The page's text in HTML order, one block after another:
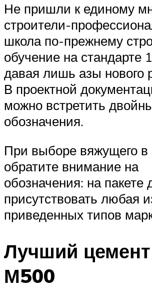
Не пришли к единому
строители-
школа по-прежнему
обучение на стандарте
давая лишь азы нового
В проектной
можно встретить
обозначения.
При выборе вяжущего
обратите внимание на
обозначения: на пакете
присутствовать любая
приведенных типов
Лучший
М500